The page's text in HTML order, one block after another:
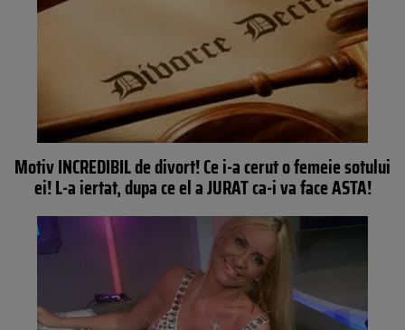
Motiv INCREDIBIL de divort! Ce i-a cerut o femeie sotului
ei! L-a iertat, dupa ce el a JURAT ca-i va face ASTA!